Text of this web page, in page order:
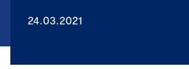
24.03.2021